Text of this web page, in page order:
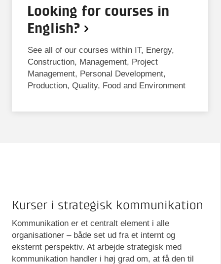
Looking for courses in
English?
See all of our courses within IT, Energy,
Construction, Management, Project
Management, Personal Development,
Production, Quality, Food and Environment
Kurser i strategisk kommunikation
Kommunikation er et centralt element i alle
organisationer – både set ud fra et internt og
eksternt perspektiv. At arbejde strategisk med
kommunikation handler i høj grad om, at få den til